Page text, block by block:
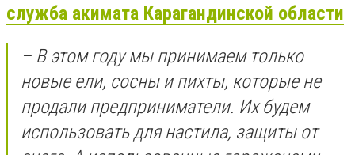
служба акимата Карагандинской области
– В этом году мы принимаем только
новые ели, сосны и пихты, которые не
продали предприниматели. Их будем
использовать для настила, защиты от